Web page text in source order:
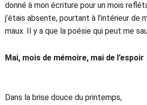
donné à mon écriture pour un mois
j’étais absente, pourtant à l’intérieur
maux. Il y a que la poésie qui peut me
Mai, mois de mémoire, mai de l’espoir
Dans la brise douce du printemps,